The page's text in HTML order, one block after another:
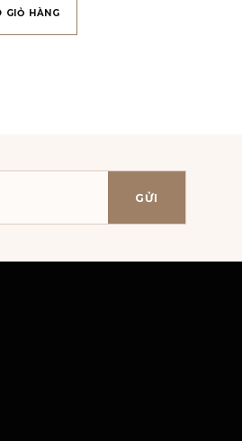
GIỎ HÀNG
GỬI